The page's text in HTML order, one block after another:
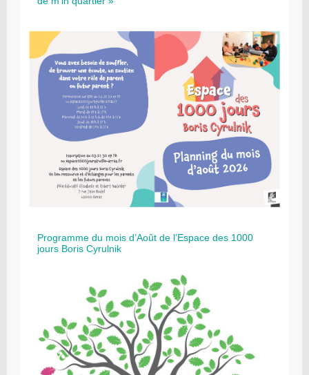
Programme du mois d’Août de l’Espace des 1000
jours Boris Cyrulnik